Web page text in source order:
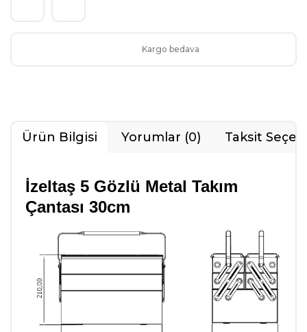
Kargo bedava
Ürün Bilgisi Yorumlar (0) Taksit
İzeltaş 5 Gözlü Metal Takım
Çantası 30cm